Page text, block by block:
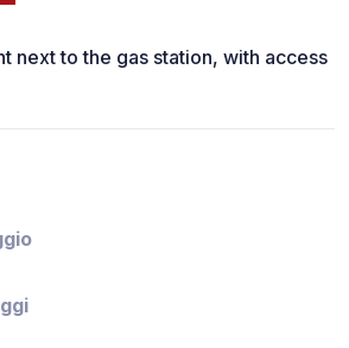
next to the gas station, with access